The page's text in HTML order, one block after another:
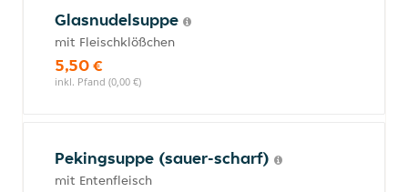
Glasnudelsuppe
mit Fleischklößchen
5,50 €
inkl. Pfand (0,00 €)
Pekingsuppe (sauer-scharf)
mit Entenfleisch